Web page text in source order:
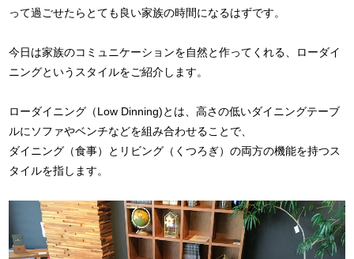
って過ごせたらとても良い家族の時間になるはずです。
今日は家族のコミュニケーションを自然と作ってくれる、ローダイ
ニングというスタイルをご紹介します。
ローダイニング（Low Dinning)とは、高さの低いダイニングテーブ
ルにソファやベンチなどを組み合わせることで、
ダイニング（食事）とリビング（くつろぎ）の両方の機能を持つス
タイルを指します。